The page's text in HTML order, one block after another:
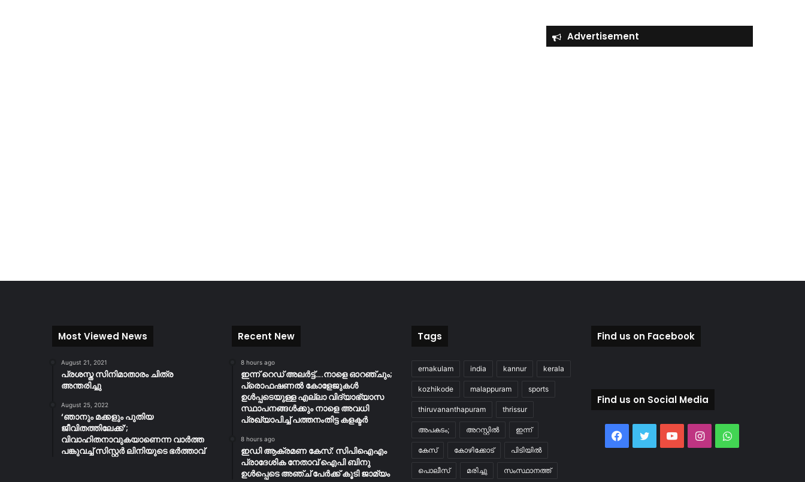
Advertisement
Most Viewed News
August 21, 2021
പ്രശസ്ത സിനിമാതാരം ചിത്ര
അന്തരിച്ചു
August 25, 2022
‘ഞാനും മക്കളും പുതിയ
ജീവിതത്തിലേക്ക്’;
വിവാഹിതനാവുകയാണെന്ന വാർത്ത
പങ്കുവച്ച് സിസ്റ്റർ ലിനിയുടെ ഭർത്താവ്
Recent New
8 hours ago
ഇന്ന് റെഡ് അലർട്ട്….നാളെ ഓറഞ്ചും;
പ്രൊഫഷണൽ കോളേജുകൾ
ഉൾപ്പടെയുള്ള എല്ലാ വിദ്യാഭ്യാസ
സ്ഥാപനങ്ങൾക്കും നാളെ അവധി
പ്രഖ്യാപിച്ച് പത്തനംതിട്ട കളക്ടർ
8 hours ago
ഇഡി ആക്രമണ കേസ്: സിപിഐഎം
പ്രാദേശിക നേതാവ് ഐപി ബിനു
ഉൾപ്പെടെ അഞ്ച് പേർക്ക് കൂടി ജാമ്യം
Tags
ernakulam india kannur kerala
kozhikode malappuram sports
thiruvananthapuram thrissur
അപകടം; അറസ്റ്റിൽ ഇന്ന്
കേസ് കോഴിക്കോട് പിടിയിൽ
പൊലീസ് മരിച്ചു സംസ്ഥാനത്ത്
Find us on Facebook
Find us on Social Media
Facebook
TwitterYouTubeInstagramWhatsApp